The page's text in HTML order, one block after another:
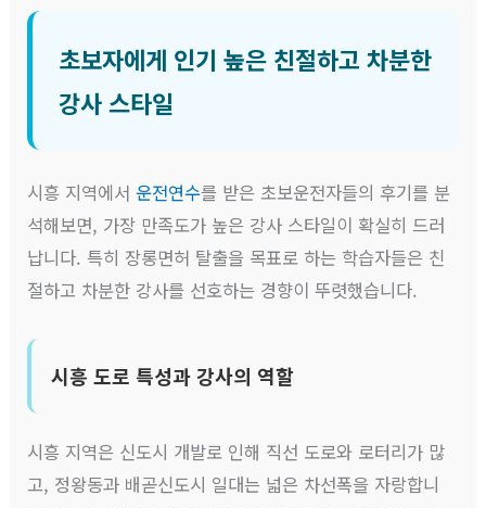
초보자에게 인기 높은 친절하고 차분한
강사 스타일
시흥 지역에서운전연수를 받은 초보운전자들의 후기를 분
석해보면, 가장 만족도가 높은 강사 스타일이 확실히 드러
납니다. 특히 장롱면허 탈출을 목표로 하는 학습자들은 친
절하고 차분한 강사를 선호하는 경향이 뚜렷했습니다.
시흥 도로 특성과 강사의 역할
시흥 지역은 신도시 개발로 인해 직선 도로와 로터리가 많
고, 정왕동과 배곧신도시 일대는 넓은 차선폭을 자랑합니